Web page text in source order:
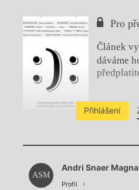
Pro
Článek
dáváme
Přihlášení
Načítá
ASM
Andri Snaer
Profil